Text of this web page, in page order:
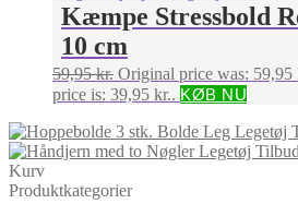
Kæmpe Stressbold
10 cm
59,95kr. Original price was: 59,95
price is: 39,95 kr.. KØB NU
Kurv
Produktkategorier